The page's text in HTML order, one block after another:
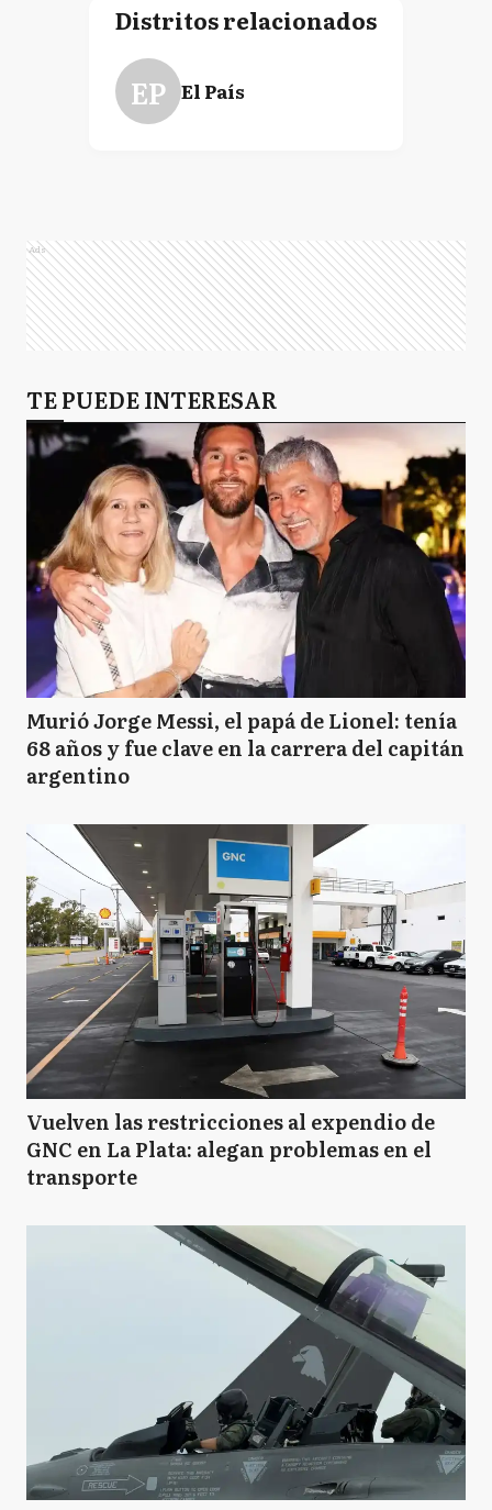
Distritos relacionados
EP El País
Ads
TE PUEDE INTERESAR
Murió Jorge Messi, el papá de Lionel: tenía
68 años y fue clave en la carrera del capitán
argentino
Vuelven las restricciones al expendio de
GNC en La Plata: alegan problemas en el
transporte